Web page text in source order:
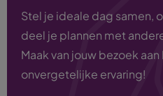
Stel je ideale dag samen,
deel je plannen met
Maak van jouw bezoek
onvergetelijke ervaring!